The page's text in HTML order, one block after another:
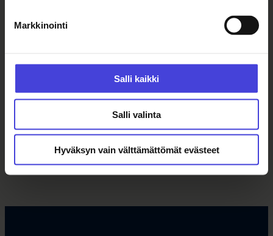
Markkinointi
Salli kaikki
Salli valinta
Hyväksyn vain välttämättömät evästeet